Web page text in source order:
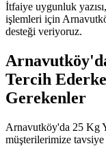
İtfaiye uygunluk
işlemleri için
desteği veriyoruz.
Tercih
Gerekenler
Arnavutköy'da 25 Kg
müşterilerimize